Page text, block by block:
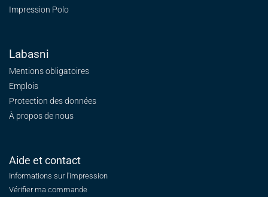
Impression Polo
Labasni
Mentions obligatoires
Emplois
Protection des données
À propos de nous
Aide et contact
Informations sur l'impression
Vérifier ma commande